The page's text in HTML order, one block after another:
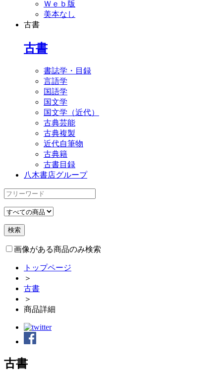
Ｗｅｂ版
美本なし
古書
古書
書誌学・目録
言語学
国語学
国文学
国文学（近代）
古典芸能
古典複製
近代自筆物
古典籍
古書目録
八木書店グループ
画像がある商品のみ検索
トップページ
＞
古書
＞
商品詳細
古書